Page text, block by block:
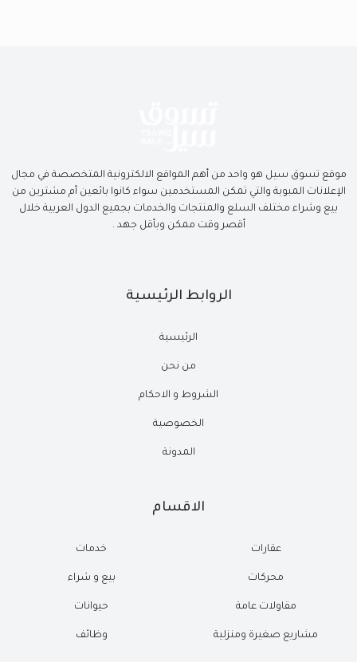
موقع تسوق سيل هو واحد من أهم المواقع الالكترونية المتخصصة في مجال
الإعلانات المبوبة والتي تمكن المستخدمين سواء كانوا بائعين أم مشترين من
بيع وشراء مختلف السلع والمنتجات والخدمات بجميع الدول العربية خلال
أقصر وقت ممكن وبأقل جهد .
الروابط الرئيسية
الرئيسية
من نحن
الشروط و الاحكام
الخصوصية
المدونة
الاقسام
عقارات
محركات
مقاولات عامة
مشاريع صغيرة ومنزلية
خدمات
بيع و شراء
حيوانات
وظائف